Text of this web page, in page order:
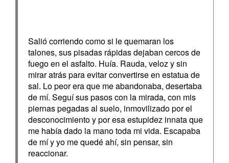
Salió corriendo como si le quemaran los
talones, sus pisadas rápidas dejaban cercos de
fuego en el asfalto. Huía. Rauda, veloz y sin
mirar atrás para evitar convertirse en estatua de
sal. Lo peor era que me abandonaba, desertaba
de mí. Seguí sus pasos con la mirada, con mis
piernas pegadas al suelo, inmovilizado por el
desconocimiento y por esa estupidez innata que
me había dado la mano toda mi vida. Escapaba
de mí y yo me quedé ahí, sin pensar, sin
reaccionar.